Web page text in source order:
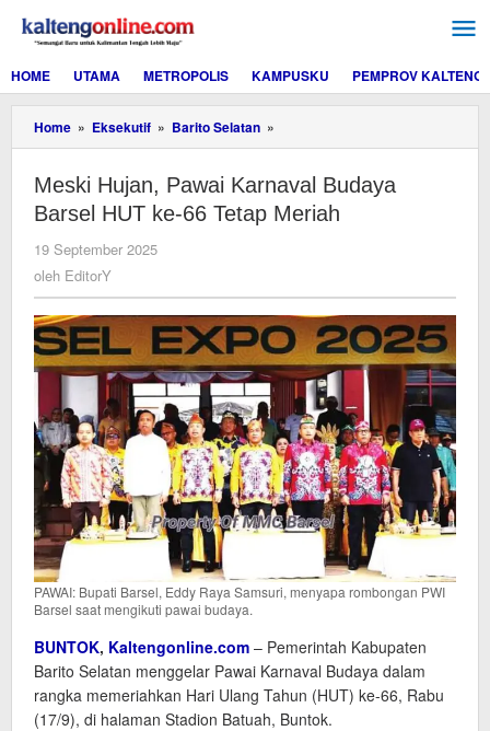
konten
HOME
UTAMA METROPOLIS KAMPUSKU PEMPROV KALTENG
Home » Eksekutif » Barito Selatan »
Hujan,
Karnaval
Budaya
Barsel
Tetap
Meriah
Meski Hujan, Pawai Karnaval Budaya
Barsel HUT ke-66 Tetap Meriah
19 September 2025
oleh EditorY
PAWAI: Bupati Barsel, Eddy Raya Samsuri, menyapa rombongan PWI
Barsel saat mengikuti pawai budaya.
BUNTOK, Kaltengonline.com – Pemerintah Kabupaten
Barito Selatan menggelar Pawai Karnaval Budaya dalam
rangka memeriahkan Hari Ulang Tahun (HUT) ke-66, Rabu
(17/9), di halaman Stadion Batuah, Buntok.